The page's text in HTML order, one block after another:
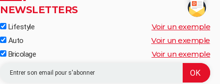
NEWSLETTERS
Lifestyle Voir un exemple
Auto Voir un exemple
Bricolage Voir un exemple